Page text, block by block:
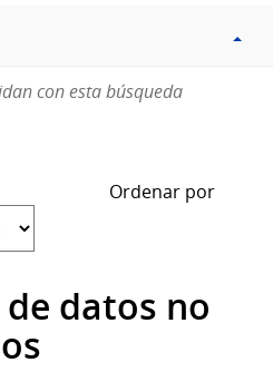
con esta búsqueda
Ordenar por
datos no